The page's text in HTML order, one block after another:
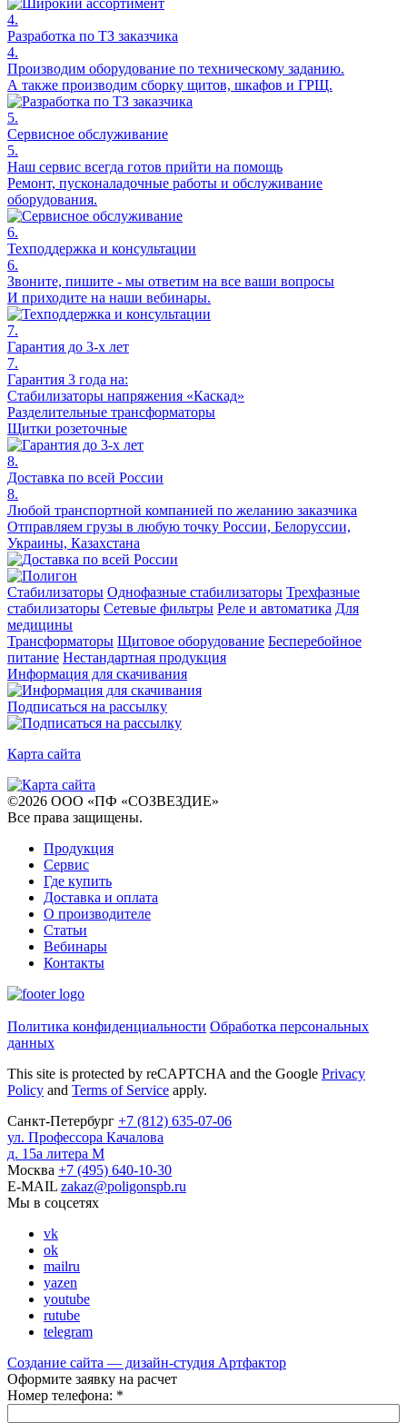
4.
Разработка по ТЗ заказчика
4.
Производим оборудование по техническому заданию.
А также производим сборку щитов, шкафов и ГРЩ.
5.
Сервисное обслуживание
5.
Наш сервис всегда готов прийти на помощь
Ремонт, пусконаладочные работы и обслуживание
оборудования.
6.
Техподдержка и консультации
6.
Звоните, пишите - мы ответим на все ваши вопросы
И приходите на наши вебинары.
7.
Гарантия до 3-х лет
7.
Гарантия 3 года на:
Стабилизаторы напряжения «Каскад»
Разделительные трансформаторы
Щитки розеточные
8.
Доставка по всей России
8.
Любой транспортной компанией по желанию заказчика
Отправляем грузы в любую точку России, Белоруссии,
Украины, Казахстана
Стабилизаторы Однофазные стабилизаторы Трехфазные
стабилизаторы Сетевые фильтры Реле и автоматика Для
медицины
Трансформаторы Щитовое оборудование Бесперебойное
питание Нестандартная продукция
Информация для скачивания
Подписаться на рассылку
Карта сайта
©2026 ООО «ПФ «СОЗВЕЗДИЕ»
Все права защищены.
Продукция
Сервис
Где купить
Доставка и оплата
О производителе
Статьи
Вебинары
Контакты
Политика конфиденциальности Обработка персональных
данных
This site is protected by reCAPTCHA and the Google Privacy
Policy and Terms of Service apply.
Санкт-Петербург +7 (812) 635-07-06
ул. Профессора Качалова
д. 15а литера М
Москва +7 (495) 640-10-30
E-MAIL zakaz@poligonspb.ru
Мы в соцсетях
vk
ok
mailru
yazen
youtube
rutube
telegram
Создание сайта — дизайн-студия Артфактор
Оформите заявку на расчет
Номер телефона: *